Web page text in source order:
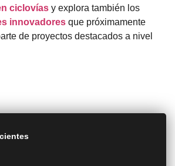
ciclovías y explora también los
innovadores que próximamente
de proyectos destacados a nivel